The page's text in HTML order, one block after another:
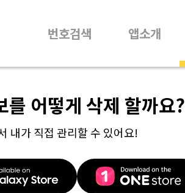
번호검색 앱소개
어떻게 삭제 할까요?
내가 직접 관리할 수 있어요!